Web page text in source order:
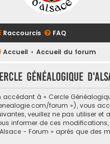
Raccourcis FAQ
Accueil Accueil du forum
Généalogique
accédant à « Cercle
forum »), vous
veuillez ne pas utiliser
informer de ces
- Forum » après que des